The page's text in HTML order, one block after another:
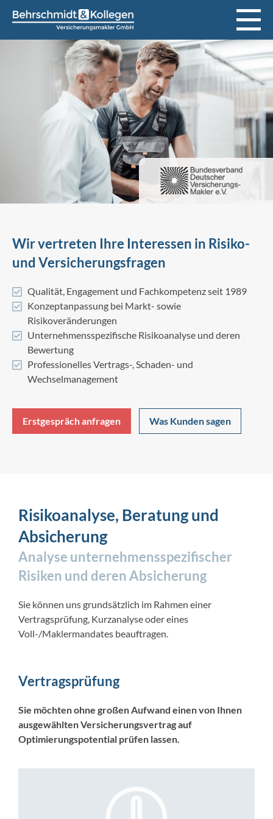
Wir vertreten Ihre Interessen in Risiko-
und Versicherungsfragen
Qualität, Engagement und Fachkompetenz seit 1989
Konzeptanpassung bei Markt- sowie
Risikoveränderungen
Unternehmensspezifische Risikoanalyse und deren
Bewertung
Professionelles Vertrags-, Schaden- und
Wechselmanagement
Erstgespräch anfragen Was Kunden sagen
Risikoanalyse, Beratung und
Absicherung
Analyse unternehmensspezifischer
Risiken und deren Absicherung
Sie können uns grundsätzlich im Rahmen einer
Vertragsprüfung, Kurzanalyse oder eines
Voll-/Maklermandates beauftragen.
Vertragsprüfung
Sie möchten ohne großen Aufwand einen von Ihnen
ausgewählten Versicherungsvertrag auf
Optimierungspotential prüfen lassen.